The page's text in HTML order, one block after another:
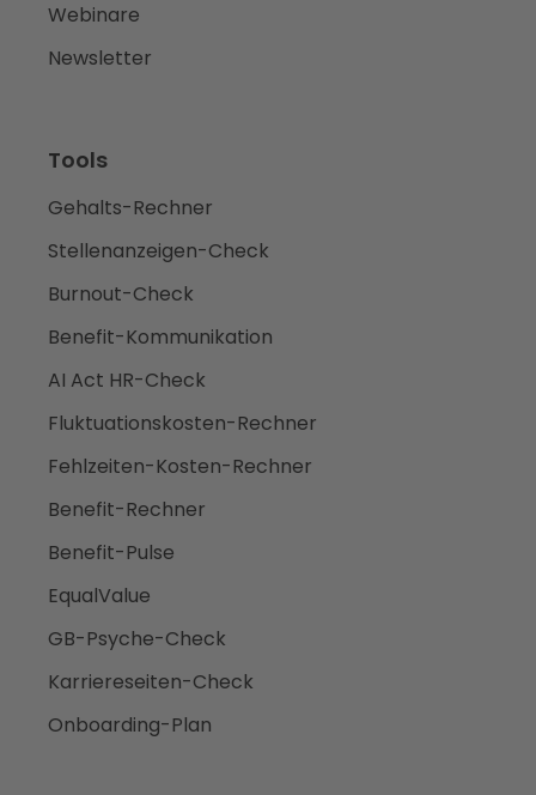
Webinare
Newsletter
Tools
Gehalts-Rechner
Stellenanzeigen-Check
Burnout-Check
Benefit-Kommunikation
AI Act HR-Check
Fluktuationskosten-Rechner
Fehlzeiten-Kosten-Rechner
Benefit-Rechner
Benefit-Pulse
EqualValue
GB-Psyche-Check
Karriereseiten-Check
Onboarding-Plan